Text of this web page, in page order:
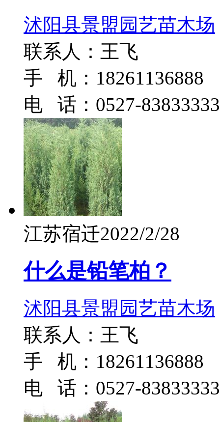
沭阳县景盟园艺苗木场
联系人：王飞
手 机：18261136888
电 话：0527-83833333
江苏宿迁2022/2/28
什么是铅笔柏？
沭阳县景盟园艺苗木场
联系人：王飞
手 机：18261136888
电 话：0527-83833333